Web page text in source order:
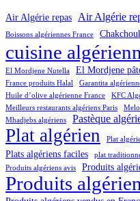
Air Algérie repas Air Algérie
Boissons algériennes France
cuisine
El Mordjene Nutella
El Mordjene
France produits Halal
Garantita
Huile d’olive algérienne France KFC
Meilleurs restaurants algériens Paris
Mhadjebs algériens
Pastèque
Plat algérien Plat
Plats algériens faciles plat
Produits algériens avis Produits
Produits